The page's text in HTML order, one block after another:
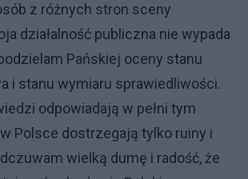
z różnych stron sceny
działalność publiczna nie wypada
Pańskiej oceny stanu
i stanu wymiaru sprawiedliwości.
odpowiadają w pełni tym
Polsce dostrzegają tylko ruiny i
wielką dumę i radość, że